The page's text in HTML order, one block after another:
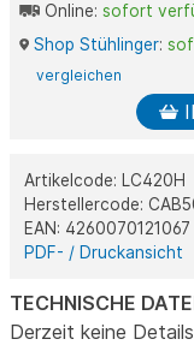
TECHNISCHE
Derzeit keine
Online: sofort
Shop Stühlinger:
vergleichen
Artikelcode: LC420H
Herstellercode:
EAN: 4260070121067
PDF- / Druckansicht